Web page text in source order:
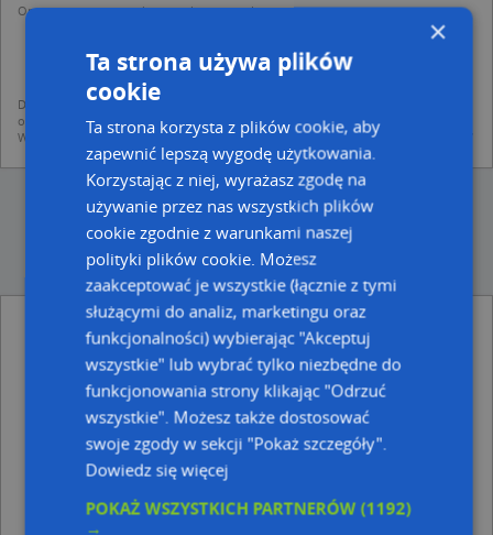
Operator przetwarza dane osobowe w celu:
dodania ich do bazy Targeo oraz publikacji w wyszukiwarce firm i na
udostępniania danych o firmach partnerom biznesowym operatora (art.
Dane pochodzą z publicznych baz CEIDG, GUS, REGON, z firmowych stron www
oraz od podmiotów zewnętrznych.
Więcej informacji dot. RODO:http://regulamin.automapa.pl/odo_przetwarzanie/
Biuro Rachunkowe Kruk Bogusława Kruk -
inne Finanse, Ubezpieczenia w pobliżu
PKO Bank Polski, Grunwaldzka 13, 37-700 Przemyśl
Piotr Karmazyn Przedsiębiorstwo Wielobranżowe
Karpio, Noskowskiego 7, 37-700 Przemyśl
Biuro Rachunkowe Expert S CH Nogaj i S Ka, ul. Jana
Kasprowicza 30, 37-700 Przemyśl
Przemyśl
×
Ta strona używa plików
cookie
Ta strona korzysta z plików cookie, aby
zapewnić lepszą wygodę użytkowania.
Korzystając z niej, wyrażasz zgodę na
używanie przez nas wszystkich plików
cookie zgodnie z warunkami naszej
polityki plików cookie. Możesz
zaakceptować je wszystkie (łącznie z tymi
służącymi do analiz, marketingu oraz
funkcjonalności) wybierając "Akceptuj
wszystkie" lub wybrać tylko niezbędne do
funkcjonowania strony klikając "Odrzuć
wszystkie". Możesz także dostosować
swoje zgody w sekcji "Pokaż szczegóły".
Dowiedz się więcej
POKAŻ WSZYSTKICH PARTNERÓW(1192)
→